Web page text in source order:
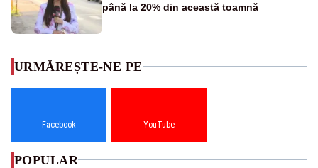
până la 20% din această toamnă
URMĂREȘTE-NE PE
Facebook YouTube
POPULAR